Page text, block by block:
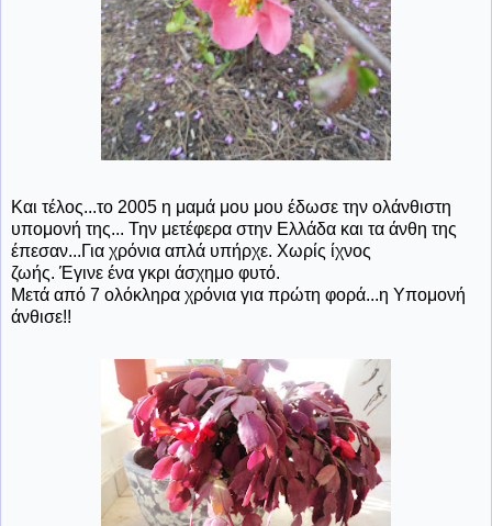
Και τέλος...το 2005 η μαμά μου μου έδωσε την ολάνθιστη
υπομονή της... Την μετέφερα στην Ελλάδα και τα άνθη της
έπεσαν...Για χρόνια απλά υπήρχε. Χωρίς ίχνος
ζωής. Έγινε ένα γκρι άσχημο φυτό.
Μετά από 7 ολόκληρα χρόνια για πρώτη φορά...η Υπομονή
άνθισε!!